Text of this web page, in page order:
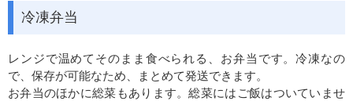
冷凍弁当
レンジで温めてそのまま食べられる、お弁当です。冷凍なの
で、保存が可能なため、まとめて発送できます。
お弁当のほかに総菜もあります。総菜にはご飯はついていませ